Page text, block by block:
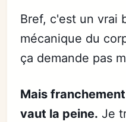
Bref, c'est un vrai
mécanique du
ça demande pas
Mais
vaut la peine. Je